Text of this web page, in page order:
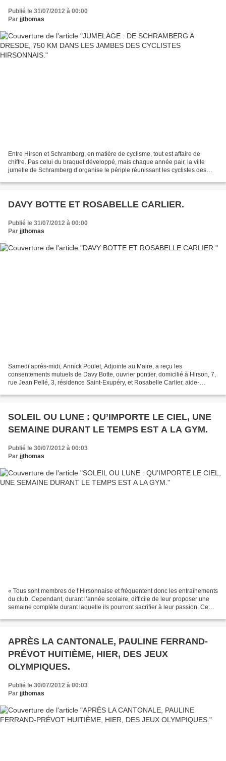
Publié le 31/07/2012 à 00:00
Par jjthomas
Entre Hirson et Schramberg, en matière de cyclisme, tout est affaire de
chiffre. Pas celui du braquet développé, mais chaque année pair, la ville
jumelle de Schramberg d’organise le périple réunissant les cyclistes des
DAVY BOTTE ET ROSABELLE CARLIER.
Publié le 31/07/2012 à 00:00
Par jjthomas
Samedi après-midi, Annick Poulet, Adjointe au Maire, a reçu les
consentements mutuels de Davy Botte, ouvrier pontier, domicilié à Hirson, 7,
rue Jean Pellé, 3, résidence Saint-Exupéry, et Rosabelle Carlier, aide-
SOLEIL OU LUNE : QU’IMPORTE LE CIEL, UNE
SEMAINE DURANT LE TEMPS EST A LA GYM.
Publié le 30/07/2012 à 00:03
Par jjthomas
« Tous sont membres de l’Hirsonnaise et fréquentent donc les entraînements
du club. Cependant, durant l’année scolaire, difficile de leur proposer une
semaine complète durant laquelle ils pourront sacrifier à leur passion. Ce
APRÈS LA CANTONALE, PAULINE FERRAND-
PRÉVOT HUITIÈME, HIER, DES JEUX
OLYMPIQUES.
Publié le 30/07/2012 à 00:03
Par jjthomas